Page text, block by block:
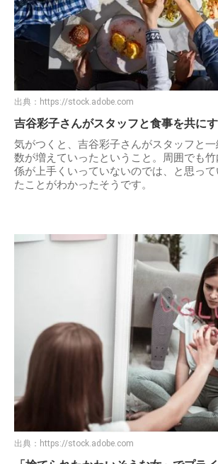
出典： https://stock.adobe.com
吉谷彩子さんがスタッフと食事を共に
気がつくと、吉谷彩子さんがスタッフと
数が増えていったということ。周囲でも
係が上手くいっていないのでは、と思っ
たことがわかったそうです。
出典： https://stock.adobe.com